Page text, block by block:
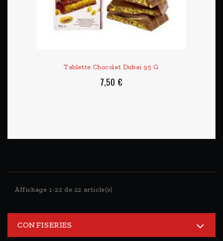
Tablette Chocolat Dubai 95 G
7,50 €
Affichage 1-22 de 22 article(s)
CONFISERIES